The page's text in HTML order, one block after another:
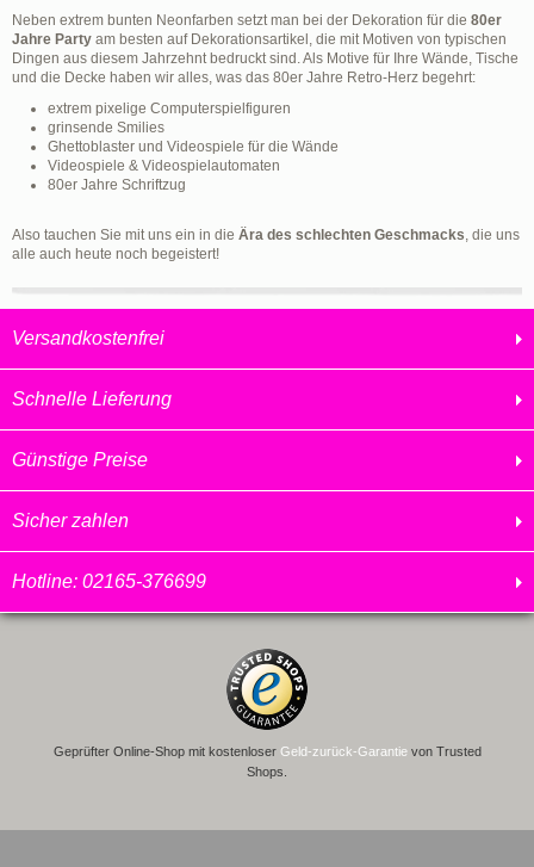
Versandkostenfrei
Schnelle Lieferung
Günstige Preise
Sicher zahlen
Hotline: 02165-376699
Neben extrem bunten Neonfarben setzt man bei der Dekoration für die 80er
Jahre Party am besten auf Dekorationsartikel, die mit Motiven von typischen
Dingen aus diesem Jahrzehnt bedruckt sind. Als Motive für Ihre Wände, Tische
und die Decke haben wir alles, was das 80er Jahre Retro-Herz begehrt:
extrem pixelige Computerspielfiguren
grinsende Smilies
Ghettoblaster und Videospiele für die Wände
Videospiele & Videospielautomaten
80er Jahre Schriftzug
Also tauchen Sie mit uns ein in die Ära des schlechten Geschmacks, die uns
alle auch heute noch begeistert!
Geprüfter Online-Shop mit kostenloser Geld-zurück-Garantievon Trusted
Shops.